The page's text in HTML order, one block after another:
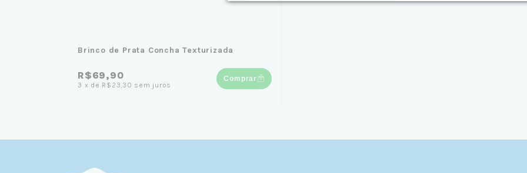
Brinco de Prata Concha Texturizada
R$69,90
3 x de R$23,30 sem juros
Comprar